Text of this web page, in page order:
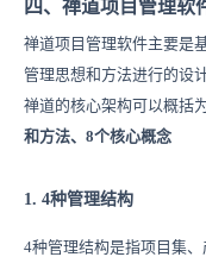
四、禅道项目管理软
禅道项目管理软件主要是
管理思想和方法进行的设计
禅道的核心架构可以概括
和方法、8个核心概念
1. 4种管理结构
4种管理结构是指项目集